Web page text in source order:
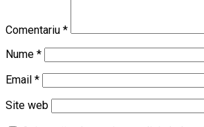
Comentariu *
Nume *
Email *
Site web